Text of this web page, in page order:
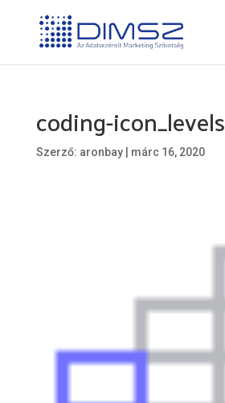
coding-icon_levels
Szerző: aronbay| márc 16, 2020